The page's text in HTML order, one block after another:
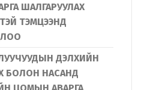
ШАЛГАРУУЛАХ
ТЭМЦЭЭНД
ДЭЛХИЙН
БОЛОН НАСАНД